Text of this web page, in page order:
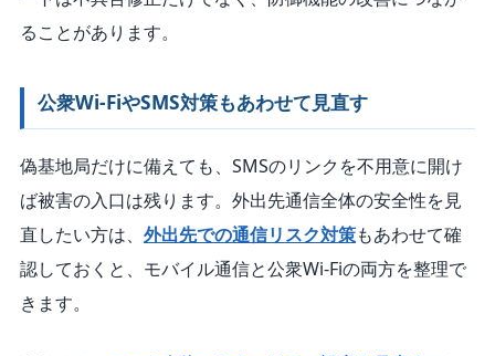
ることがあります。
公衆Wi-FiやSMS対策もあわせて見直す
偽基地局だけに備えても、SMSのリンクを不用意に開け
ば被害の入口は残ります。外出先通信全体の安全性を見
直したい方は、 外出先での通信リスク対策もあわせて確
認しておくと、モバイル通信と公衆Wi-Fiの両方を整理で
きます。